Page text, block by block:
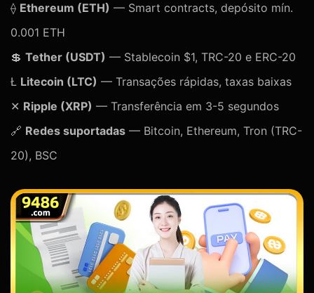
⟠ Ethereum (ETH) — Smart contracts, depósito mín.
0.001 ETH
💲 Tether (USDT) — Stablecoin $1, TRC-20 e ERC-20
Ł Litecoin (LTC) — Transações rápidas, taxas baixas
✕ Ripple (XRP) — Transferência em 3-5 segundos
🔗 Redes suportadas — Bitcoin, Ethereum, Tron (TRC-
20), BSC